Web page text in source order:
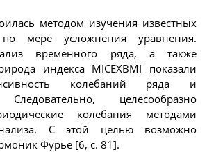
методом изучения известных
мере усложнения уравнения.
временного ряда, а также
индекса MICEXBMI показали
колебаний ряда и
Следовательно, целесообразно
колебания методами
С этой целью возможно
Фурье [6, с. 81].